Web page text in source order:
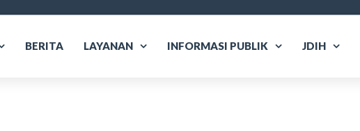
BERITA LAYANAN INFORMASI PUBLIK JDIH